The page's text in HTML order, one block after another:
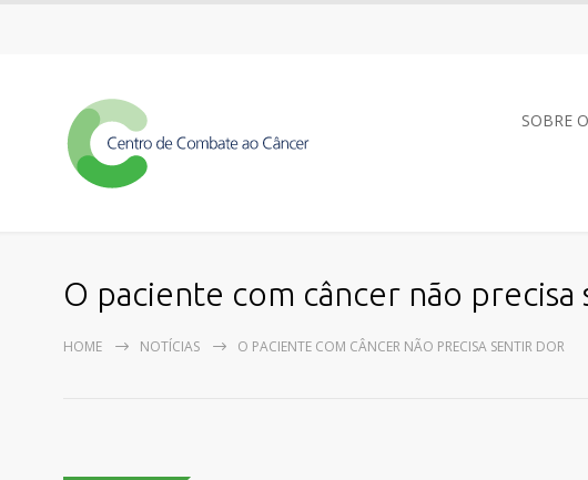
SOBRE
O paciente com câncer não
HOME NOTÍCIAS O PACIENTE COM CÂNCER NÃO PRECISA SENTIR DOR